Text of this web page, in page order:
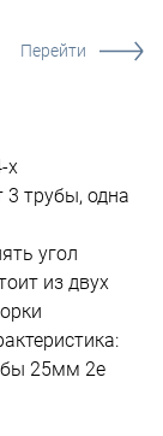
Перейти
х
3 трубы, одна
угол
из двух
25мм 2е